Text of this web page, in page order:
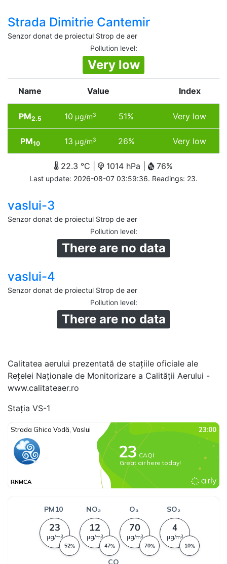
Strada Dimitrie Cantemir
Senzor donat de proiectul Strop de aer
Pollution level:
Very low
Name Value Index
PM2.5 10 µg/m3 51% Very low
PM10 13 µg/m3 26% Very low
22.3 °C | 1014 hPa | 76%
Last update: 2026-08-07 03:59:36. Readings: 23.
vaslui-3
Senzor donat de proiectul Strop de aer
Pollution level:
There are no data
vaslui-4
Senzor donat de proiectul Strop de aer
Pollution level:
There are no data
Calitatea aerului prezentată de stațiile oficiale ale
Rețelei Naționale de Monitorizare a Calității Aerului -
www.calitateaer.ro
Stația VS-1